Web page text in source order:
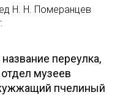
Н. Н. Померанцев
переулка,
музеев
пчелиный